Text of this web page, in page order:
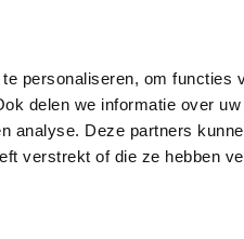
personaliseren, om functies
delen we informatie over
analyse. Deze partners
verstrekt of die ze hebben